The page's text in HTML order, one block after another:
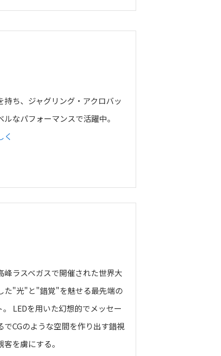
ち、ジャグリング・アクロバッ
なパフォーマンスで活躍中。
く
ラスベガスで開催された世界大
た"光"と"錯覚"を魅せる最先端の
LEDを用いた幻想的でメッセー
CGのような空間を作り出す錯視
を虜にする。